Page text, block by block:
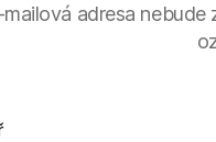
adresa nebude